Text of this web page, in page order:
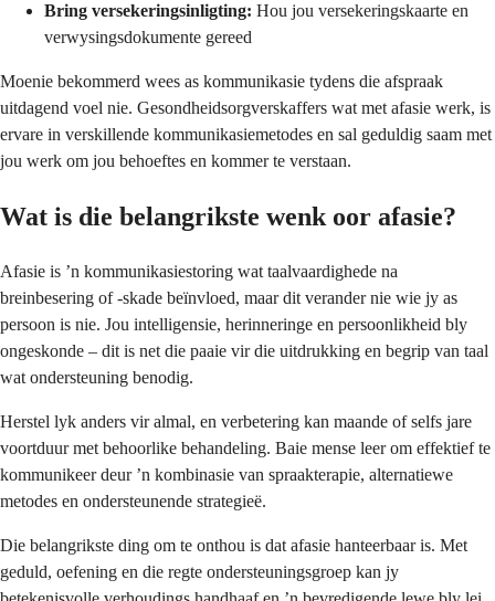
Bring versekeringsinligting: Hou jou versekeringskaarte en
verwysingsdokumente gereed
Moenie bekommerd wees as kommunikasie tydens die afspraak
uitdagend voel nie. Gesondheidsorgverskaffers wat met afasie werk, is
ervare in verskillende kommunikasiemetodes en sal geduldig saam met
jou werk om jou behoeftes en kommer te verstaan.
Wat is die belangrikste wenk oor afasie?
Afasie is ’n kommunikasiestoring wat taalvaardighede na
breinbesering of -skade beïnvloed, maar dit verander nie wie jy as
persoon is nie. Jou intelligensie, herinneringe en persoonlikheid bly
ongeskonde – dit is net die paaie vir die uitdrukking en begrip van taal
wat ondersteuning benodig.
Herstel lyk anders vir almal, en verbetering kan maande of selfs jare
voortduur met behoorlike behandeling. Baie mense leer om effektief te
kommunikeer deur ’n kombinasie van spraakterapie, alternatiewe
metodes en ondersteunende strategieë.
Die belangrikste ding om te onthou is dat afasie hanteerbaar is. Met
geduld, oefening en die regte ondersteuningsgroep kan jy